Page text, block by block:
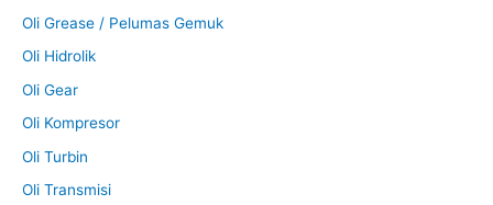
Oli Grease / Pelumas Gemuk
Oli Hidrolik
Oli Gear
Oli Kompresor
Oli Turbin
Oli Transmisi